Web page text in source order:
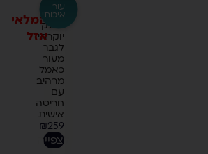
עור
איכותיהמלאי
אזל
ארנק
יוקרתי
לגבר
מעור
כאמל
מרהיב
עם
חריטה
אישית
₪259
לצפייה